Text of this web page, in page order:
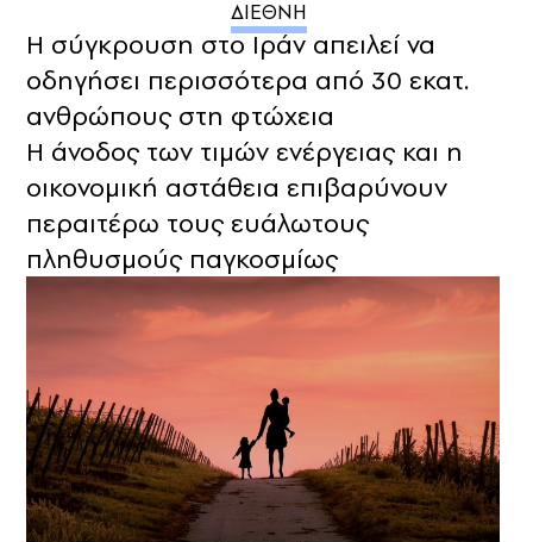
ΔΙΕΘΝΗ
Η σύγκρουση στο Ιράν απειλεί να
οδηγήσει περισσότερα από 30 εκατ.
ανθρώπους στη φτώχεια
Η άνοδος των τιμών ενέργειας και η
οικονομική αστάθεια επιβαρύνουν
περαιτέρω τους ευάλωτους
πληθυσμούς παγκοσμίως